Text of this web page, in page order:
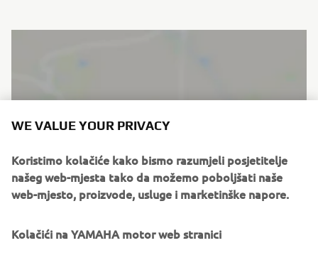
WE VALUE YOUR PRIVACY
Koristimo kolačiće kako bismo razumjeli posjetitelje
našeg web-mjesta tako da možemo poboljšati naše
web-mjesto, proizvode, usluge i marketinške napore.
Kolačići na YAMAHA motor web stranici